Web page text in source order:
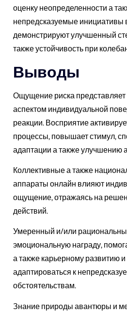
оценку неопределенности а
непредсказуемые инициативы
демонстрируют улучшенный
также устойчивость при
Выводы
Ощущение риска
аспектом индивидуальной
реакции. Восприятие
процессы, повышает стимул,
адаптации а также улучшению
Коллективные а также
аппараты онлайн влияют
ощущение, отражаясь на
действий.
Умеренный и/или
эмоциональную награду,
а также карьерному развитию
адаптироваться к
обстоятельствам.
Знание природы авантюры и